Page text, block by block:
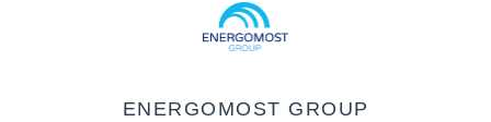
ENERGOMOST GROUP